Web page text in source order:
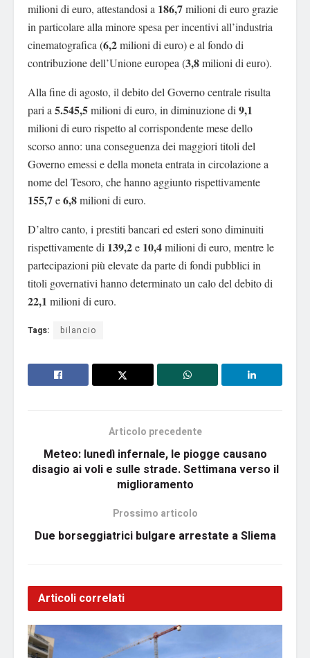
milioni di euro, attestandosi a 186,7milioni di euro grazie
in particolare alla minore spesa per incentivi all’industria
cinematografica (6,2milioni di euro) e al fondo di
contribuzione dell’Unione europea (3,8milioni di euro).
Alla fine di agosto, il debito del Governo centrale risulta
pari a5.545,5milioni di euro, in diminuzione di9,1
milioni di euro rispetto al corrispondente mese dello
scorso anno: una conseguenza dei maggiori titoli del
Governo emessi e della moneta entrata in circolazione a
nome del Tesoro, che hanno aggiunto rispettivamente
155,7e6,8milioni di euro.
D’altro canto, i prestiti bancari ed esteri sono diminuiti
rispettivamente di 139,2e 10,4milioni di euro, mentre le
partecipazioni più elevate da parte di fondi pubblici in
titoli governativi hanno determinato un calo del debito di
22,1 milioni di euro.
Tags: bilancio
Articolo precedente
Meteo: lunedì infernale, le piogge causano
disagio ai voli e sulle strade. Settimana verso il
miglioramento
Prossimo articolo
Due borseggiatrici bulgare arrestate a Sliema
Articoli correlati